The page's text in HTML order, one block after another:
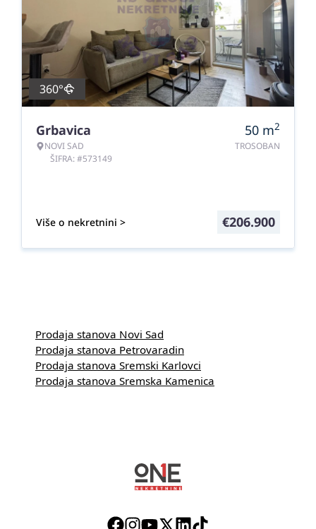
360°
Grbavica
NOVI SAD
ŠIFRA: #573149
50 m2
TROSOBAN
Više o nekretnini > €206.900
Prodaja stanova Novi Sad
Prodaja stanova Petrovaradin
Prodaja stanova Sremski Karlovci
Prodaja stanova Sremska Kamenica